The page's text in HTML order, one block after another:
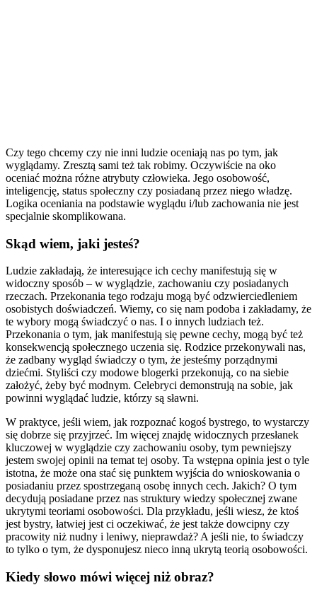
Czy tego chcemy czy nie inni ludzie oceniają nas po tym, jak
wyglądamy. Zresztą sami też tak robimy. Oczywiście na oko
oceniać można różne atrybuty człowieka. Jego osobowość,
inteligencję, status społeczny czy posiadaną przez niego władzę.
Logika oceniania na podstawie wyglądu i/lub zachowania nie jest
specjalnie skomplikowana.
Skąd wiem, jaki jesteś?
Ludzie zakładają, że interesujące ich cechy manifestują się w
widoczny sposób – w wyglądzie, zachowaniu czy posiadanych
rzeczach. Przekonania tego rodzaju mogą być odzwierciedleniem
osobistych doświadczeń. Wiemy, co się nam podoba i zakładamy, że
te wybory mogą świadczyć o nas. I o innych ludziach też.
Przekonania o tym, jak manifestują się pewne cechy, mogą być też
konsekwencją społecznego uczenia się. Rodzice przekonywali nas,
że zadbany wygląd świadczy o tym, że jesteśmy porządnymi
dziećmi. Styliści czy modowe blogerki przekonują, co na siebie
założyć, żeby być modnym. Celebryci demonstrują na sobie, jak
powinni wyglądać ludzie, którzy są sławni.
W praktyce, jeśli wiem, jak rozpoznać kogoś bystrego, to wystarczy
się dobrze się przyjrzeć. Im więcej znajdę widocznych przesłanek
kluczowej w wyglądzie czy zachowaniu osoby, tym pewniejszy
jestem swojej opinii na temat tej osoby. Ta wstępna opinia jest o tyle
istotna, że może ona stać się punktem wyjścia do wnioskowania o
posiadaniu przez spostrzeganą osobę innych cech. Jakich? O tym
decydują posiadane przez nas struktury wiedzy społecznej zwane
ukrytymi teoriami osobowości. Dla przykładu, jeśli wiesz, że ktoś
jest bystry, łatwiej jest ci oczekiwać, że jest także dowcipny czy
pracowity niż nudny i leniwy, nieprawdaż? A jeśli nie, to świadczy
to tylko o tym, że dysponujesz nieco inną ukrytą teorią osobowości.
Kiedy słowo mówi więcej niż obraz?